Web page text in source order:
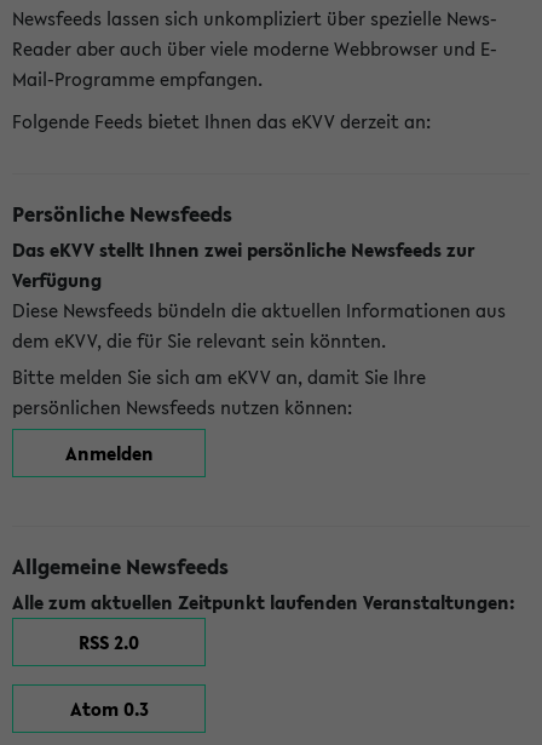
Newsfeeds lassen sich unkompliziert über spezielle News-
Reader aber auch über viele moderne Webbrowser und E-
Mail-Programme empfangen.
Folgende Feeds bietet Ihnen das eKVV derzeit an:
Persönliche Newsfeeds
Das eKVV stellt Ihnen zwei persönliche Newsfeeds zur
Verfügung
Diese Newsfeeds bündeln die aktuellen Informationen aus
dem eKVV, die für Sie relevant sein könnten.
Bitte melden Sie sich am eKVV an, damit Sie Ihre
persönlichen Newsfeeds nutzen können:
Anmelden
Allgemeine Newsfeeds
Alle zum aktuellen Zeitpunkt laufenden Veranstaltungen:
RSS 2.0
Atom 0.3